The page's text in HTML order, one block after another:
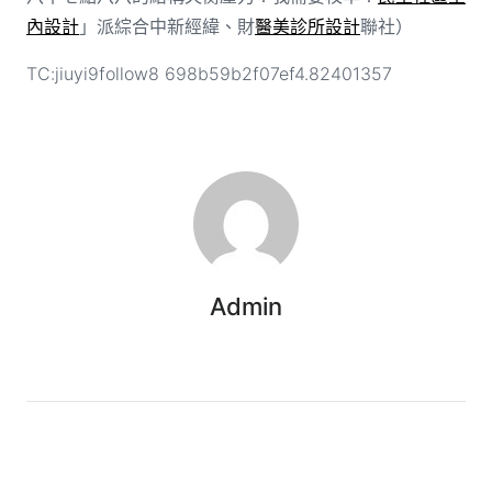
內設計」派綜合中新經緯、財醫美診所設計聯社）
TC:jiuyi9follow8 698b59b2f07ef4.82401357
Admin